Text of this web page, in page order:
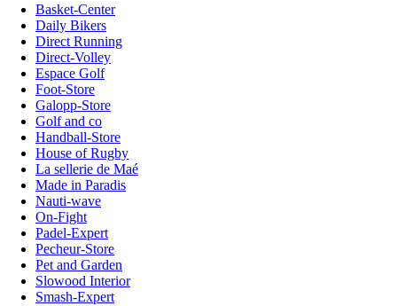
Basket-Center
Daily Bikers
Direct Running
Direct-Volley
Espace Golf
Foot-Store
Galopp-Store
Golf and co
Handball-Store
House of Rugby
La sellerie de Maé
Made in Paradis
Nauti-wave
On-Fight
Padel-Expert
Pecheur-Store
Pet and Garden
Slowood Interior
Smash-Expert